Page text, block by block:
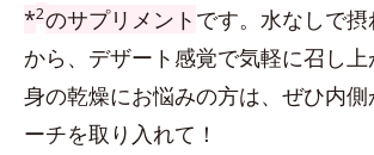
*2のサプリメント です。水なしで
から、デザート感覚で気軽に召し
身の乾燥にお悩みの方は、ぜひ内側
ーチを取り入れて！